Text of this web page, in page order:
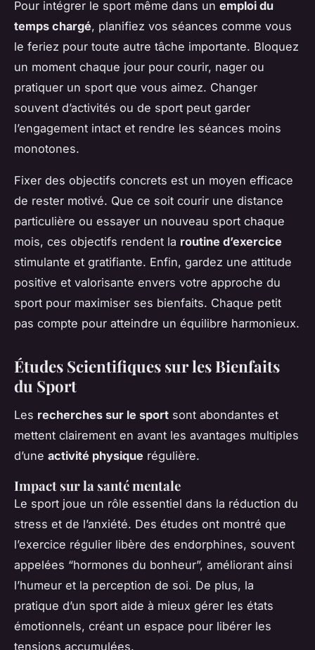
Pour intégrer le sport même dans un emploi du
temps chargé, planifiez vos séances comme vous
le feriez pour toute autre tâche importante. Bloquez
un moment chaque jour pour courir, nager ou
pratiquer un sport que vous aimez. Changer
souvent d’activités ou de sport peut garder
l’engagement intact et rendre les séances moins
monotones.
Fixer des objectifs concrets est un moyen efficace
de rester motivé. Que ce soit courir une distance
particulière ou essayer un nouveau sport chaque
mois, ces objectifs rendent la routine d’exercice
stimulante et gratifiante. Enfin, gardez une attitude
positive et valorisante envers votre approche du
sport pour maximiser ses bienfaits. Chaque petit
pas compte pour atteindre un équilibre harmonieux.
Études Scientifiques sur les Bienfaits
du Sport
Les recherches sur le sport sont abondantes et
mettent clairement en avant les avantages multiples
d’une activité physique régulière.
Impact sur la santé mentale
Le sport joue un rôle essentiel dans la réduction du
stress et de l’anxiété. Des études ont montré que
l’exercice régulier libère des endorphines, souvent
appelées “hormones du bonheur”, améliorant ainsi
l’humeur et la perception de soi. De plus, la
pratique d’un sport aide à mieux gérer les états
émotionnels, créant un espace pour libérer les
tensions accumulées.